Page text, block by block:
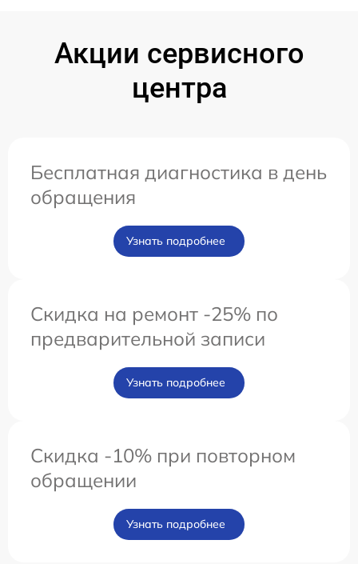
Акции сервисного
центра
Бесплатная диагностика в день
обращения
Узнать подробнее
Скидка на ремонт -25% по
предварительной записи
Узнать подробнее
Скидка -10% при повторном
обращении
Узнать подробнее